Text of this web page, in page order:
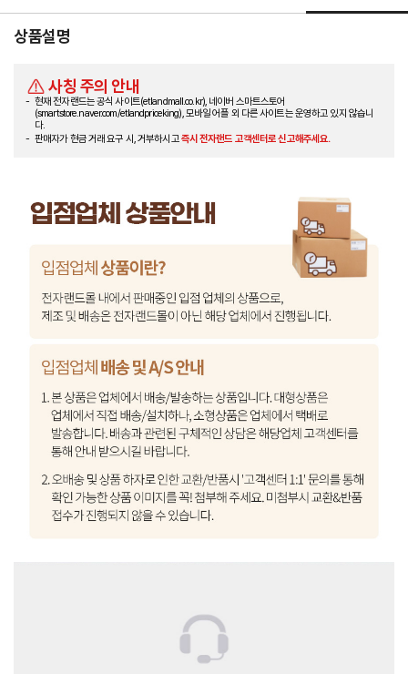
상품설명
사칭 주의 안내
현재 전자랜드는 공식 사이트(etlandmall.co.kr), 네이버 스마트스토어
(smartstore.naver.com/etlandpriceking), 모바일 어플 외 다른 사이트는 운영하고 있지 않습니
다.
판매자가 현금 거래 요구 시, 거부하시고즉시 전자랜드 고객센터로 신고해주세요.